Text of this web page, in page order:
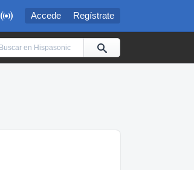
 Accede Regístrate